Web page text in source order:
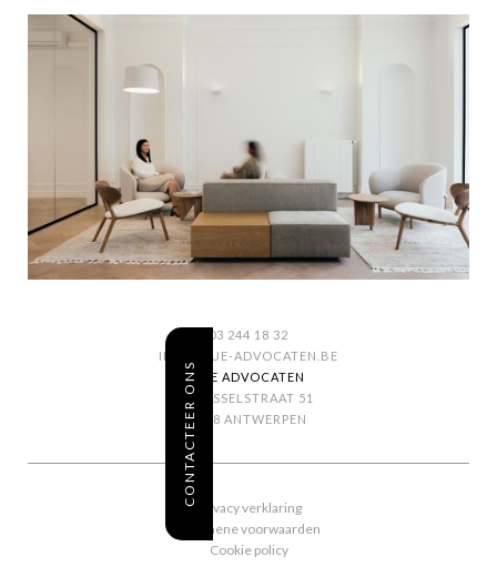
CONTACTEER ONS
03 244 18 32
INFO@SUE-ADVOCATEN.BE
SUE ADVOCATEN
BRUSSELSTRAAT 51
2018 ANTWERPEN
Privacy verklaring
Algemene voorwaarden
Cookie policy